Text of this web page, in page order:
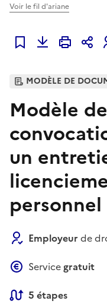
Voir le fil d'ariane
Ajouter à mes
MODÈLE DE
Modèle
un
personnel
Employeur de
Service gratuit
5 étapes